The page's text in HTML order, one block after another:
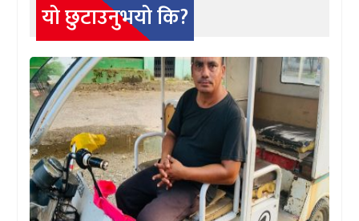
यो छुटाउनुभयो कि?